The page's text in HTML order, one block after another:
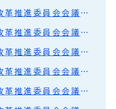
第79回室蘭市行政改革推進委員会会議録（要旨）
第78回室蘭市行政改革推進委員会会議録（要旨）
第77回室蘭市行政改革推進委員会会議録（要旨）
第76回室蘭市行政改革推進委員会会議録（要旨）
第75回室蘭市行政改革推進委員会会議録（要旨）